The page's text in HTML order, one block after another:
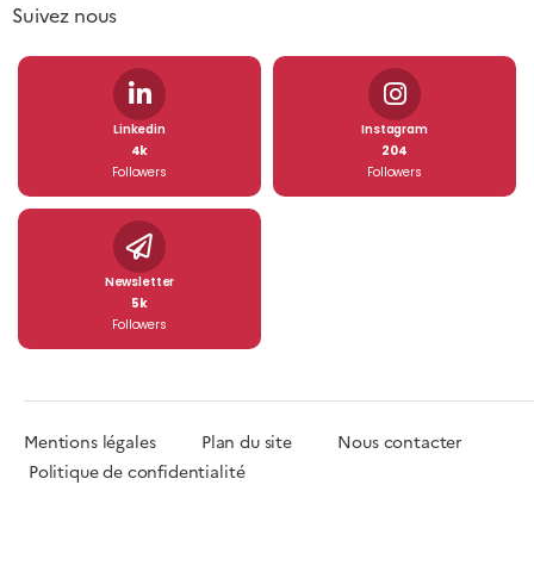
Suivez nous
Linkedin
4k
Followers
Instagram
204
Followers
Newsletter
5k
Followers
Mentions légales Plan du site Nous contacter
Politique de confidentialité